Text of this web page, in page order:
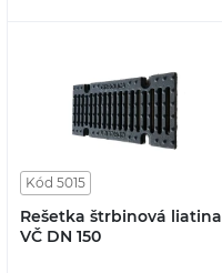
Kód 5015
Rešetka štrbinová liatina
VČ DN 150